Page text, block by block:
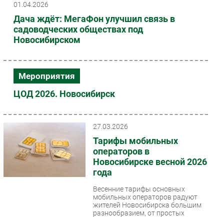
01.04.2026
Дача ждёт: МегаФон улучшил связь в
садоводческих обществах под
Новосибирском
Мероприятия
ЦОД 2026. Новосибирск
27.03.2026
Тарифы мобильных
операторов в
Новосибирске весной 2026
года
Весенние тарифы основных
мобильных операторов радуют
жителей Новосибирска большим
разнообразием, от простых